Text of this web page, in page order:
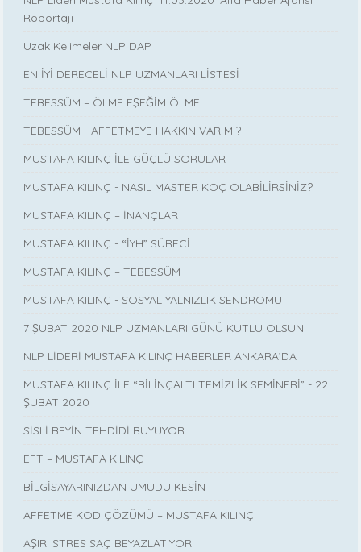
Röportajı
Uzak Kelimeler NLP DAP
EN İYİ DERECELİ NLP UZMANLARI LİSTESİ
TEBESSÜM – ÖLME EŞEĞİM ÖLME
TEBESSÜM - AFFETMEYE HAKKIN VAR MI?
MUSTAFA KILINÇ İLE GÜÇLÜ SORULAR
MUSTAFA KILINÇ - NASIL MASTER KOÇ OLABİLİRSİNİZ?
MUSTAFA KILINÇ – İNANÇLAR
MUSTAFA KILINÇ - “İYH” SÜRECİ
MUSTAFA KILINÇ – TEBESSÜM
MUSTAFA KILINÇ - SOSYAL YALNIZLIK SENDROMU
7 ŞUBAT 2020 NLP UZMANLARI GÜNÜ KUTLU OLSUN
NLP LİDERİ MUSTAFA KILINÇ HABERLER ANKARA’DA
MUSTAFA KILINÇ İLE “BİLİNÇALTI TEMİZLİK SEMİNERİ” - 22
ŞUBAT 2020
SİSLİ BEYİN TEHDİDİ BÜYÜYOR
EFT – MUSTAFA KILINÇ
BİLGİSAYARINIZDAN UMUDU KESİN
AFFETME KOD ÇÖZÜMÜ – MUSTAFA KILINÇ
AŞIRI STRES SAÇ BEYAZLATIYOR.